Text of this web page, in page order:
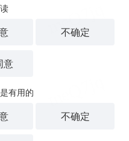
不确定
意
有用的
不确定